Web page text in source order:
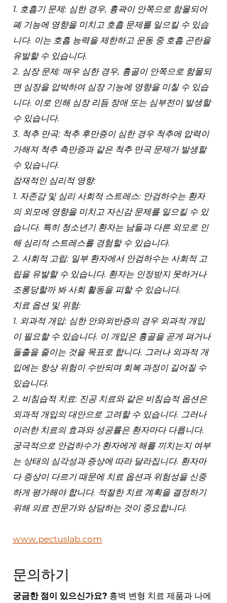
1. 호흡기 문제: 심한 경우, 흉곽이 안쪽으로 함몰되어
폐 기능에 영향을 미치고 호흡 문제를 일으킬 수 있습
니다. 이는 호흡 능력을 제한하고 운동 중 호흡 곤란을
유발할 수 있습니다.
2. 심장 문제: 매우 심한 경우, 흉골이 안쪽으로 함몰되
면 심장을 압박하여 심장 기능에 영향을 미칠 수 있습
니다. 이로 인해 심장 리듬 장애 또는 심부전이 발생할
수 있습니다.
3. 척추 만곡: 척추 후만증이 심한 경우 척추에 압력이
가해져 척추 측만증과 같은 척추 만곡 문제가 발생할
수 있습니다.
잠재적인 심리적 영향:
1. 자존감 및 심리 사회적 스트레스: 안검하수는 환자
의 외모에 영향을 미치고 자신감 문제를 일으킬 수 있
습니다. 특히 청소년기 환자는 남들과 다른 외모로 인
해 심리적 스트레스를 경험할 수 있습니다.
2. 사회적 고립: 일부 환자에서 안검하수는 사회적 고
립을 유발할 수 있습니다. 환자는 인정받지 못하거나
조롱당할까 봐 사회 활동을 피할 수 있습니다.
치료 옵션 및 위험:
1. 외과적 개입: 심한 안와외반증의 경우 외과적 개입
이 필요할 수 있습니다. 이 개입은 흉골을 곧게 펴거나
돌출을 줄이는 것을 목표로 합니다. 그러나 외과적 개
입에는 항상 위험이 수반되며 회복 과정이 길어질 수
있습니다.
2. 비침습적 치료: 진공 치료와 같은 비침습적 옵션은
외과적 개입의 대안으로 고려할 수 있습니다. 그러나
이러한 치료의 효과와 성공률은 환자마다 다릅니다.
궁극적으로 안검하수가 환자에게 해를 끼치는지 여부
는 상태의 심각성과 증상에 따라 달라집니다. 환자마
다 증상이 다르기 때문에 치료 옵션과 위험성을 신중
하게 평가해야 합니다. 적절한 치료 계획을 결정하기
위해 의료 전문가와 상담하는 것이 중요합니다.
www.pectuslab.com
문의하기
궁금한 점이 있으신가요? 흉벽 변형 치료 제품과 나에